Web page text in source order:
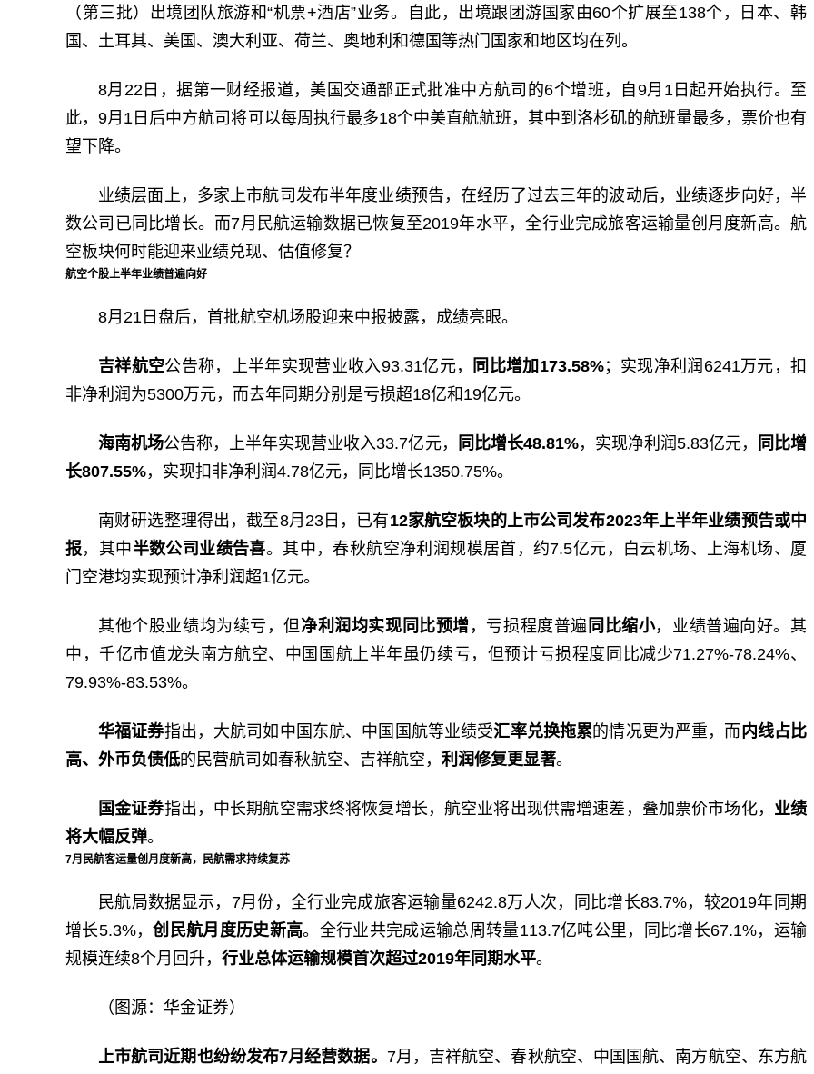
（第三批）出境团队旅游和“机票+酒店”业务。自此，出境跟团游国家由60个扩展至138个，日本、韩
国、土耳其、美国、澳大利亚、荷兰、奥地利和德国等热门国家和地区均在列。
8月22日，据第一财经报道，美国交通部正式批准中方航司的6个增班，自9月1日起开始执行。至
此，9月1日后中方航司将可以每周执行最多18个中美直航航班，其中到洛杉矶的航班量最多，票价也有
望下降。
业绩层面上，多家上市航司发布半年度业绩预告，在经历了过去三年的波动后，业绩逐步向好，半
数公司已同比增长。而7月民航运输数据已恢复至2019年水平，全行业完成旅客运输量创月度新高。航
空板块何时能迎来业绩兑现、估值修复？
航空个股上半年业绩普遍向好
8月21日盘后，首批航空机场股迎来中报披露，成绩亮眼。
吉祥航空公告称，上半年实现营业收入93.31亿元， 同比增加 173.58%；实现净利润6241万元，扣
非净利润为5300万元，而去年同期分别是亏损超18亿和19亿元。
海南机场公告称，上半年实现营业收入33.7亿元， 同比增长48.81%，实现净利润5.83亿元，
同比增
长807.55%，实现扣非净利润4.78亿元，同比增长1350.75%。
南财研选整理得出，截至8月23日，已有12家航空板块的上市公司发布2023年上半年业绩预告或中
报，其中半数公司业绩告喜。其中，春秋航空净利润规模居首，约7.5亿元，白云机场、上海机场、厦
门空港均实现预计净利润超1亿元。
其他个股业绩均为续亏，但 净利润均实现 同比预增 ，亏损程度普遍 同比缩小，业绩普遍向好。其
中，千亿市值龙头南方航空、中国国航上半年虽仍续亏，但预计亏损程度同比减少71.27%-78.24%、
79.93%-83.53%。
华福证券指出，大航司如中国东航、中国国航等业绩受汇率兑换拖累的情况更为严重，而内线占比
高、外币负债低的民营航司如春秋航空、吉祥航空， 利润修复更显著。
国金证券指出，中长期航空需求终将恢复增长，航空业将出现供需增速差，叠加票价市场化， 业绩
将大幅反弹。
7月民航客运量创月度新高，民航需求持续复苏
民航局数据显示，7月份，全行业完成旅客运输量6242.8万人次，同比增长83.7%，较2019年同期
增长5.3%，创民航月度历史新高。全行业共完成运输总周转量113.7亿吨公里，同比增长67.1%，运输
规模连续8个月回升， 行业总体运输规模首次超过2019年同期水平。
（图源：华金证券）
上市航司近期也纷纷发布7月经营数据。 7月，吉祥航空、春秋航空、中国国航、南方航空、东方航